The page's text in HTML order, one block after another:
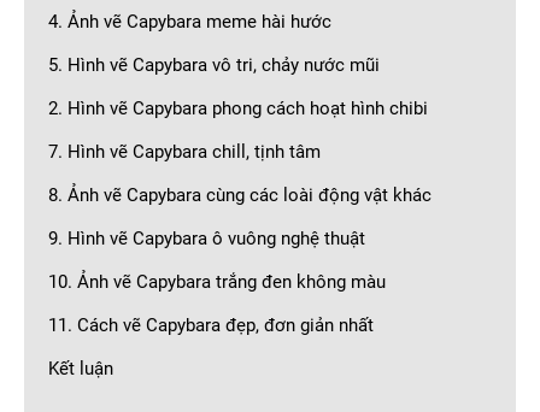
4. Ảnh vẽ Capybara meme hài hước
5. Hình vẽ Capybara vô tri, chảy nước mũi
2. Hình vẽ Capybara phong cách hoạt hình chibi
7. Hình vẽ Capybara chill, tịnh tâm
8. Ảnh vẽ Capybara cùng các loài động vật khác
9. Hình vẽ Capybara ô vuông nghệ thuật
10. Ảnh vẽ Capybara trắng đen không màu
11. Cách vẽ Capybara đẹp, đơn giản nhất
Kết luận